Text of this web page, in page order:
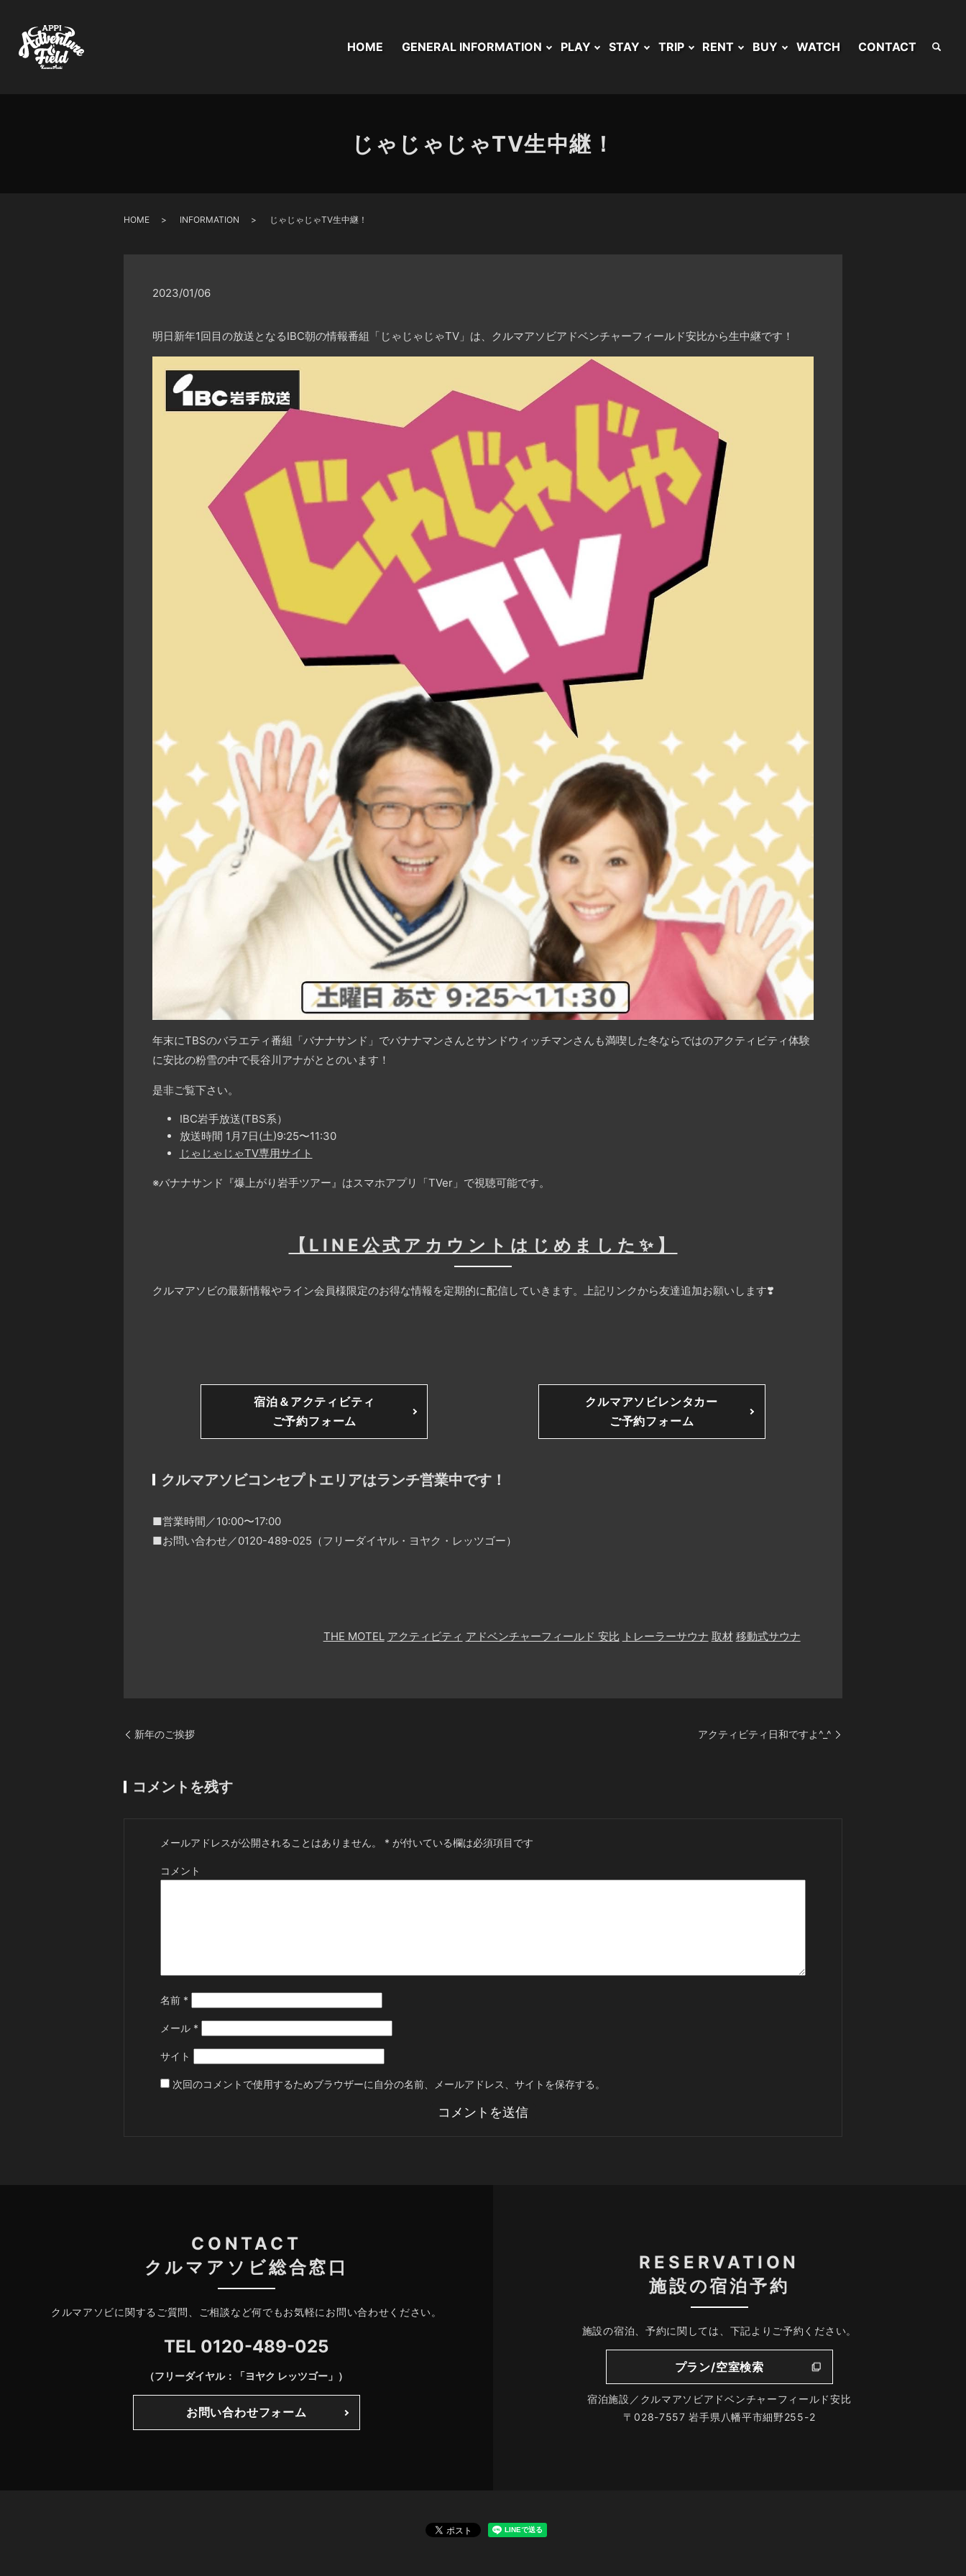
HOME GENERAL INFORMATION PLAY STAY TRIP RENT BUY WATCH CONTACT
じゃじゃじゃTV生中継！
HOME INFORMATION じゃじゃじゃTV生中継！
2023/01/06
明日新年1回目の放送となるIBC朝の情報番組「じゃじゃじゃTV」は、クルマアソビアドベンチャーフィールド安比から生中継です！
年末にTBSのバラエティ番組「バナナサンド」でバナナマンさんとサンドウィッチマンさんも満喫した冬ならではのアクティビティ体験
に安比の粉雪の中で長谷川アナがととのいます！
是非ご覧下さい。
IBC岩手放送(TBS系）
放送時間 1月7日(土)9:25〜11:30
じゃじゃじゃTV専用サイト
※バナナサンド『爆上がり岩手ツアー』はスマホアプリ「TVer」で視聴可能です。
【LINE公式アカウントはじめました✨】
クルマアソビの最新情報やライン会員様限定のお得な情報を定期的に配信していきます。上記リンクから友達追加お願いします❣️
宿泊＆アクティビティ
ご予約フォーム
クルマアソビレンタカー
ご予約フォーム
クルマアソビコンセプトエリアはランチ営業中です！
■営業時間／10:00〜17:00
■お問い合わせ／0120-489-025（フリーダイヤル・ヨヤク・レッツゴー）
THE MOTEL アクティビティ アドベンチャーフィールド 安比 トレーラーサウナ 取材 移動式サウナ
新年のご挨拶 アクティビティ日和ですよ^_^
コメントを残す
メールアドレスが公開されることはありません。 * が付いている欄は必須項目です
コメント
名前 *
メール *
サイト
次回のコメントで使用するためブラウザーに自分の名前、メールアドレス、サイトを保存する。
CONTACT
クルマアソビ総合窓口
クルマアソビに関するご質問、ご相談など何でもお気軽にお問い合わせください。
TEL 0120-489-025
（フリーダイヤル：「ヨヤク レッツゴー」）
お問い合わせフォーム
RESERVATION
施設の宿泊予約
施設の宿泊、予約に関しては、下記よりご予約ください。
プラン/空室検索
宿泊施設／クルマアソビアドベンチャーフィールド安比
〒028-7557 岩手県八幡平市細野255-2